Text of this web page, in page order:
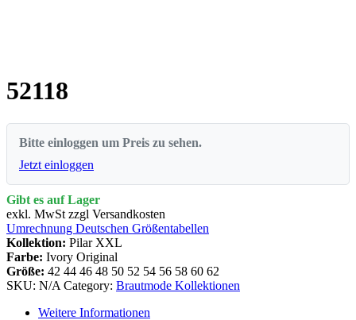
52118
Bitte einloggen um Preis zu sehen.
Jetzt einloggen
Gibt es auf Lager
exkl. MwSt zzgl Versandkosten
Umrechnung Deutschen Größentabellen
Kollektion: Pilar XXL
Farbe: Ivory Original
Größe: 42 44 46 48 50 52 54 56 58 60 62
SKU: N/A Category: Brautmode Kollektionen
Weitere Informationen